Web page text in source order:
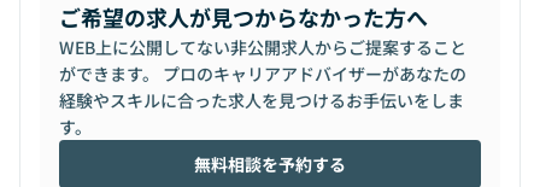
ご希望の求人が見つからなかった方へ
WEB上に公開してない非公開求人からご提案すること
ができます。 プロのキャリアアドバイザーがあなたの
経験やスキルに合った求人を見つけるお手伝いをしま
す。
無料相談を予約する